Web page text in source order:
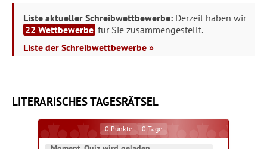
Liste aktueller Schreibwettbewerbe: Derzeit haben wir
22 Wettbewerbe für Sie zusammengestellt.
Liste der Schreibwettbewerbe »
LITERARISCHES TAGESRÄTSEL
0 Punkte 0 Tage